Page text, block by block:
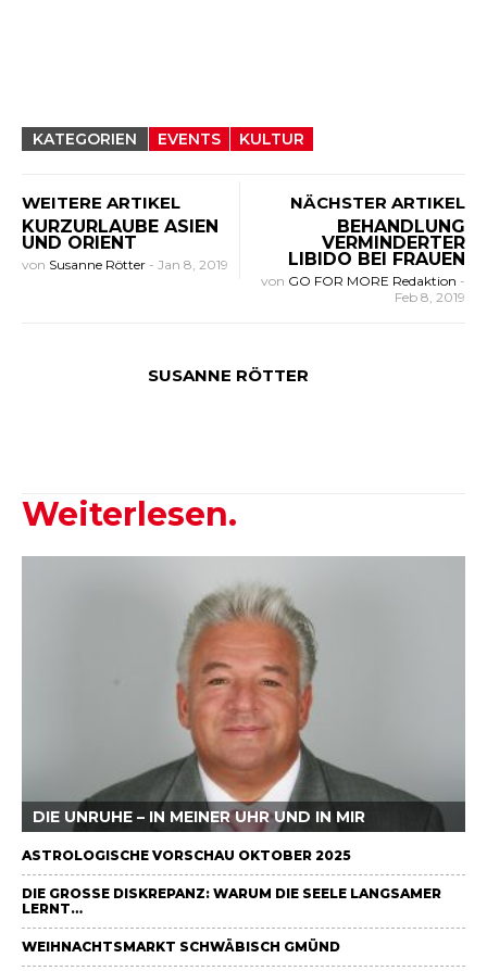
KATEGORIEN EVENTS KULTUR
WEITERE ARTIKEL
KURZURLAUBE ASIEN
UND ORIENT
von Susanne Rötter - Jan 8, 2019
NÄCHSTER ARTIKEL
BEHANDLUNG
VERMINDERTER
LIBIDO BEI FRAUEN
von GO FOR MORE Redaktion -
Feb 8, 2019
SUSANNE RÖTTER
Weiterlesen.
DIE UNRUHE – IN MEINER UHR UND IN MIR
ASTROLOGISCHE VORSCHAU OKTOBER 2025
DIE GROSSE DISKREPANZ: WARUM DIE SEELE LANGSAMER L
ERNT…
WEIHNACHTSMARKT SCHWÄBISCH GMÜND